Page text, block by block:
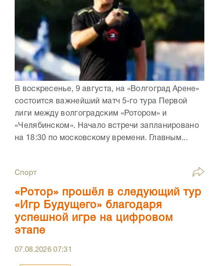
В воскресенье, 9 августа, на «Волгоград Арене»
состоится важнейший матч 5-го тура Первой
лиги между волгоградским «Ротором» и
«Челябинском». Начало встречи запланировано
на 18:30 по московскому времени. Главным...
Спорт
«Ротор» прошёл в следующий тур
«Игр Будущего» благодаря
успешной игре на цифровом
этапе
07.08.202607:31